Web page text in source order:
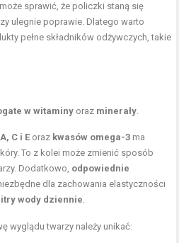
sprawić, że policzki staną się
ulegnie poprawie. Dlatego warto
pełne składników odżywczych, takie
w witaminy oraz minerały.
C i E oraz kwasów omega-3 ma
To z kolei może zmienić sposób
Dodatkowo, odpowiednie
dla zachowania elastyczności
wody dziennie.
wyglądu twarzy należy unikać: